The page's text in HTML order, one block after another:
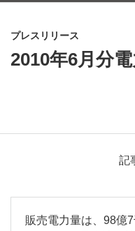
プレスリリース
2010年6月分
記
販売電力量は、98億